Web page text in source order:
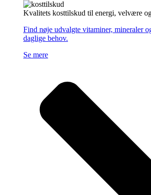
Kvalitets kosttilskud til energi, velvære
Find nøje udvalgte vitaminer, mineraler
daglige behov.
Se mere